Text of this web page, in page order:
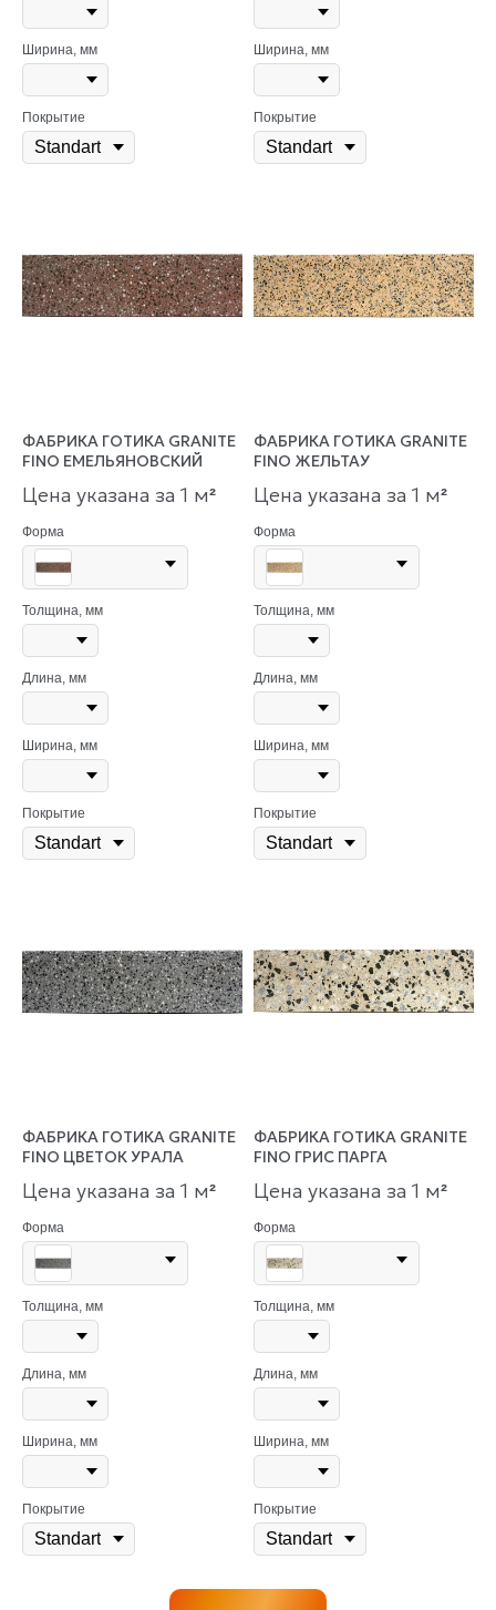
Ширина, мм
Покрытие
Ширина, мм
Покрытие
ФАБРИКА ГОТИКА GRANITE
FINO ЕМЕЛЬЯНОВСКИЙ
Цена указана за 1 м²
Форма
Толщина, мм
Длина, мм
Ширина, мм
Покрытие
ФАБРИКА ГОТИКА GRANITE
FINO ЖЕЛЬТАУ
Цена указана за 1 м²
Форма
Толщина, мм
Длина, мм
Ширина, мм
Покрытие
ФАБРИКА ГОТИКА GRANITE
FINO ЦВЕТОК УРАЛА
Цена указана за 1 м²
Форма
Толщина, мм
Длина, мм
Ширина, мм
Покрытие
ФАБРИКА ГОТИКА GRANITE
FINO ГРИС ПАРГА
Цена указана за 1 м²
Форма
Толщина, мм
Длина, мм
Ширина, мм
Покрытие